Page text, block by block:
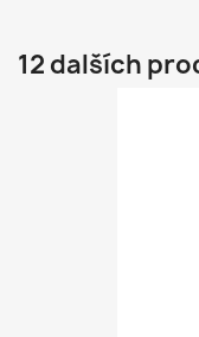
12 dalších